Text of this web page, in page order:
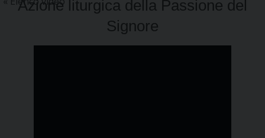
Azione liturgica della Passione del
Signore